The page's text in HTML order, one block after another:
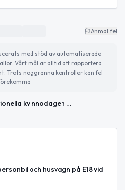
Anmäl fel
med stöd av automatiserade
Vårt mål är alltid att rapportera
Trots noggranna kontroller kan fel
Internationella kvinnodagen uppmärksammas – soligt och klart i Täby
och husvagn på E18 vid